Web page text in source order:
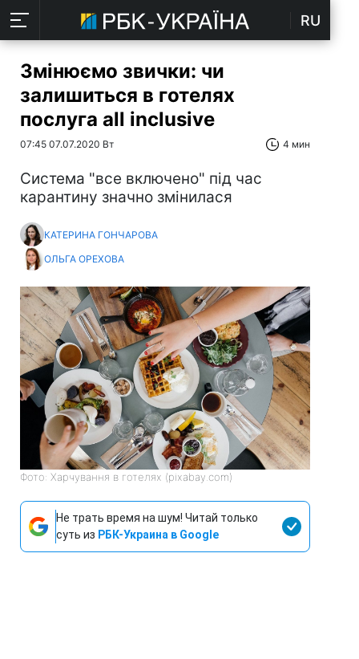
RU
Змінюємо звички: чи
залишиться в готелях
послуга all inclusive
07:45 07.07.2020 Вт 4 мин
Система "все включено" під час
карантину значно змінилася
КАТЕРИНА ГОНЧАРОВА
ОЛЬГА ОРЕХОВА
Фото: Харчування в готелях (pixabay.com)
Не трать время на шум! Читай только
суть из РБК-Украина в Google